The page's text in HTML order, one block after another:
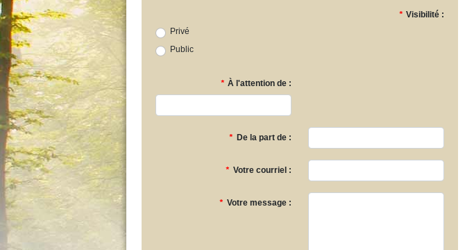
* Visibilité :
Privé
Public
* À l'attention de :
* De la part de :
* Votre courriel :
* Votre message :